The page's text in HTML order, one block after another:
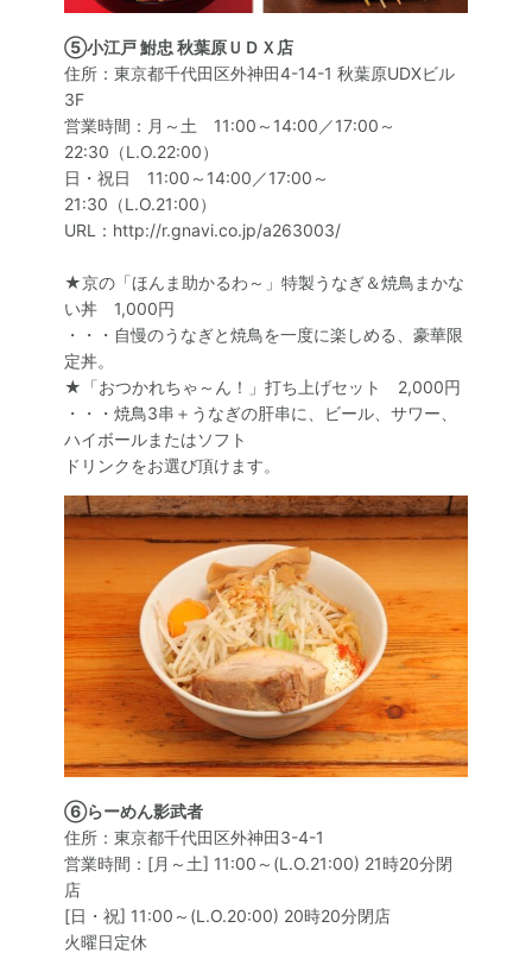
⑤小江戸 鮒忠 秋葉原ＵＤＸ店
住所：東京都千代田区外神田4-14-1 秋葉原UDXビル
3F
営業時間：月～土 11:00～14:00／17:00～
22:30（L.O.22:00）
日・祝日 11:00～14:00／17:00～
21:30（L.O.21:00）
URL：http://r.gnavi.co.jp/a263003/
★京の「ほんま助かるわ～」特製うなぎ＆焼鳥まかな
い丼 1,000円
・・・自慢のうなぎと焼鳥を一度に楽しめる、豪華限
定丼。
★「おつかれちゃ～ん！」打ち上げセット 2,000円
・・・焼鳥3串＋うなぎの肝串に、ビール、サワー、
ハイボールまたはソフト
ドリンクをお選び頂けます。
⑥らーめん影武者
住所：東京都千代田区外神田3-4-1
営業時間：[月～土] 11:00～(L.O.21:00) 21時20分閉
店
[日・祝] 11:00～(L.O.20:00) 20時20分閉店
火曜日定休